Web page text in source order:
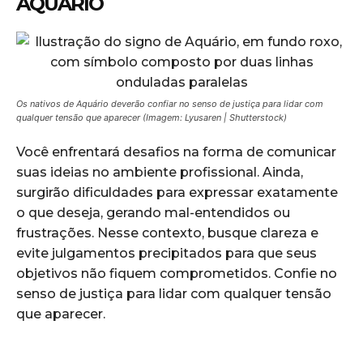
Os nativos de Aquário deverão confiar no senso de justiça para lidar com
qualquer tensão que aparecer (Imagem: Lyusaren | Shutterstock)
Você enfrentará desafios na forma de comunicar
suas ideias no ambiente profissional. Ainda,
surgirão dificuldades para expressar exatamente
o que deseja, gerando mal-entendidos ou
frustrações. Nesse contexto, busque clareza e
evite julgamentos precipitados para que seus
objetivos não fiquem comprometidos. Confie no
senso de justiça para lidar com qualquer tensão
que aparecer.